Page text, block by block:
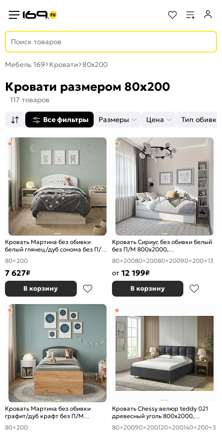
Мебель 169 Кровати 80х200
Кровати размером 80х200
117 товаров
Все фильтры Размеры Цена Тип обивки
Кровать Мартина без обивки
белый глянец/дуб сонома без П/М
800x2000, изголовье жесткое
80×200
7 627₽
В корзину
Кровать Сириус без обивки белый
без П/М 800x2000,
ортопедическое основание,
изголовье жесткое
80×20080×20080×20090×200+13
от 12 199₽
В корзину
Кровать Мартина без обивки
графит/дуб крафт без П/М
800x2000, изголовье жесткое
80×200
Кровать Chessy велюр teddy 021
древесный уголь 800x2000,
изголовье мягкое
80×20090×200120×200140×200+3